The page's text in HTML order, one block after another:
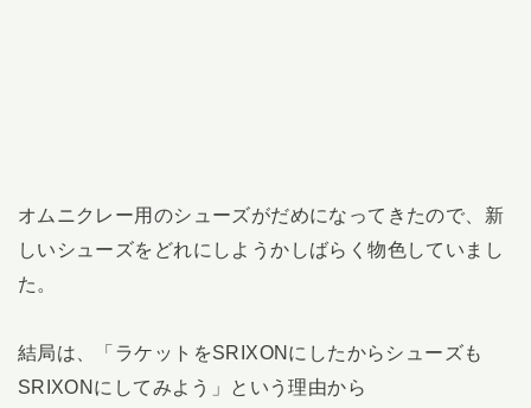
オムニクレー用のシューズがだめになってきたので、新
しいシューズをどれにしようかしばらく物色していまし
た。
結局は、「ラケットをSRIXONにしたからシューズも
SRIXONにしてみよう」という理由から